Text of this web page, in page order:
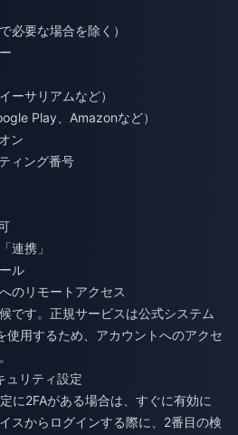
必要な場合を除く）
ーサリアムなど）
Play、Amazonなど）
ン
ィング番号
連携」
ル
のリモートアクセス
です。正規サービスは公式システム
使用するため、アカウントへのアクセ
ュリティ設定
に2FAがある場合は、すぐに有効に
スからログインする際に、2番目の検